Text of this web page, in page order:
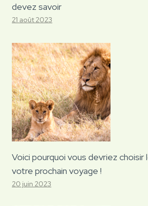
devez savoir
21 août 2023
Voici pourquoi vous devriez choisir
votre prochain voyage !
20 juin 2023